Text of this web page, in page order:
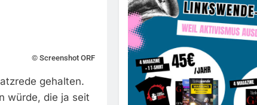
© Screenshot ORF
gehalten.
würde, die ja seit